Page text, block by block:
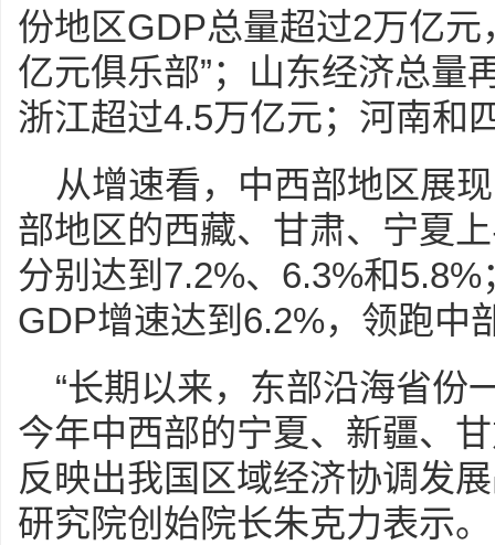
份地区GDP总量超过2万亿
亿元俱乐部”；山东经济总量
浙江超过4.5万亿元；河南和
从增速看，中西部地区展
部地区的西藏、甘肃、宁夏
分别达到7.2%、6.3%和
GDP增速达到6.2%，领跑中
“长期以来，东部沿海省份
今年中西部的宁夏、新疆、
反映出我国区域经济协调发
研究院创始院长朱克力表示。